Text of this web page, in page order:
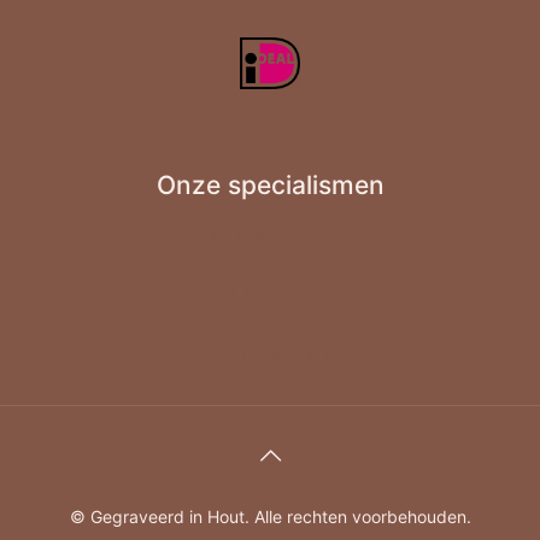
Onze specialismen
© Gegraveerd in Hout. Alle rechten voorbehouden.